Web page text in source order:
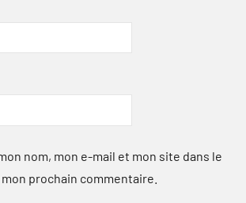
nom, mon e-mail et mon site dans le
prochain commentaire.